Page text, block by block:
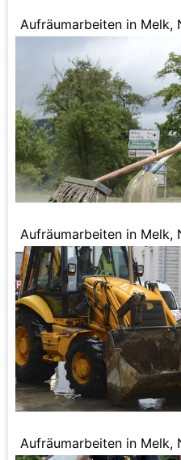
Aufräumarbeiten in Melk,
Aufräumarbeiten in Melk,
Aufräumarbeiten in Melk,